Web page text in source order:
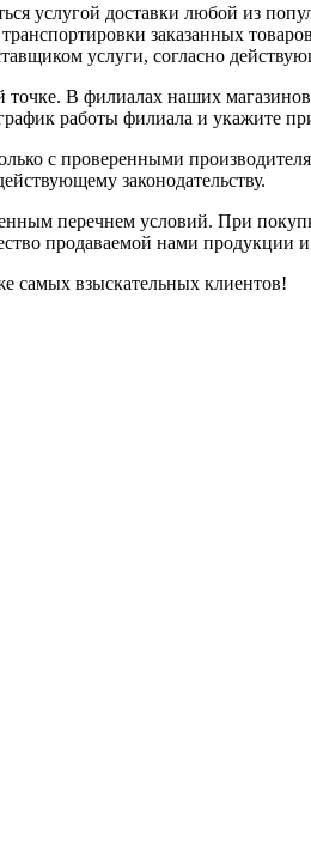
услугой доставки любой из
заказанных
услуги, согласно
В филиалах наших
работы филиала и укажите при
с проверенными
законодательству.
перечнем условий. При
продаваемой нами продукции
самых взыскательных клиентов!